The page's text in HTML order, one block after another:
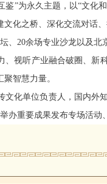
鉴”为永久主题，以“文
化之桥、深化交流对话
、20余场专业沙龙以及
、视听产业融合破圈、
智慧力量。
文化单位负责人，国内外
办重要成果发布专场活